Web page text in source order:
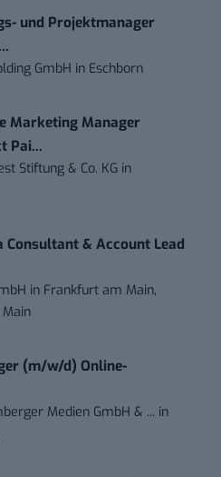
und Projektmanager
GmbH in Eschborn
Marketing Manager
Pai...
Stiftung & Co. KG in
Consultant & Account Lead
in Frankfurt am Main,
(m/w/d) Online-
Medien GmbH & ... in